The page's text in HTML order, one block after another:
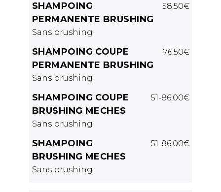
SHAMPOING
PERMANENTE BRUSHING
58,50€
Sans brushing
SHAMPOING COUPE
PERMANENTE BRUSHING
76,50€
Sans brushing
SHAMPOING COUPE
BRUSHING MECHES
51-86,00€
Sans brushing
SHAMPOING
BRUSHING MECHES
51-86,00€
Sans brushing